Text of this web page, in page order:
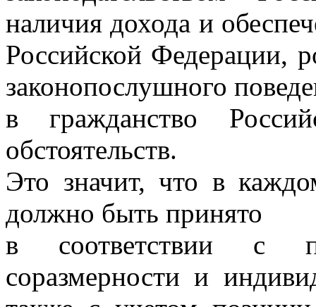
наличия дохода и
Российской Федерации,
законопослушного
в гражданство
обстоятельств.
Это значит, что в
должно быть принято
в соответствии с
соразмерности и